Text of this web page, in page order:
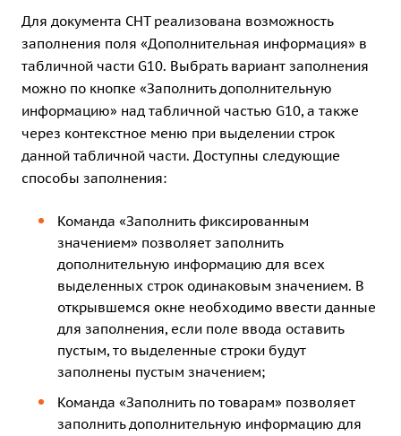
Для документа СНТ реализована возможность
заполнения поля «Дополнительная информация» в
табличной части G10. Выбрать вариант заполнения
можно по кнопке «Заполнить дополнительную
информацию» над табличной частью G10, а также
через контекстное меню при выделении строк
данной табличной части. Доступны следующие
способы заполнения:
Команда «Заполнить фиксированным
значением» позволяет заполнить
дополнительную информацию для всех
выделенных строк одинаковым значением. В
открывшемся окне необходимо ввести данные
для заполнения, если поле ввода оставить
пустым, то выделенные строки будут
заполнены пустым значением;
Команда «Заполнить по товарам» позволяет
заполнить дополнительную информацию для